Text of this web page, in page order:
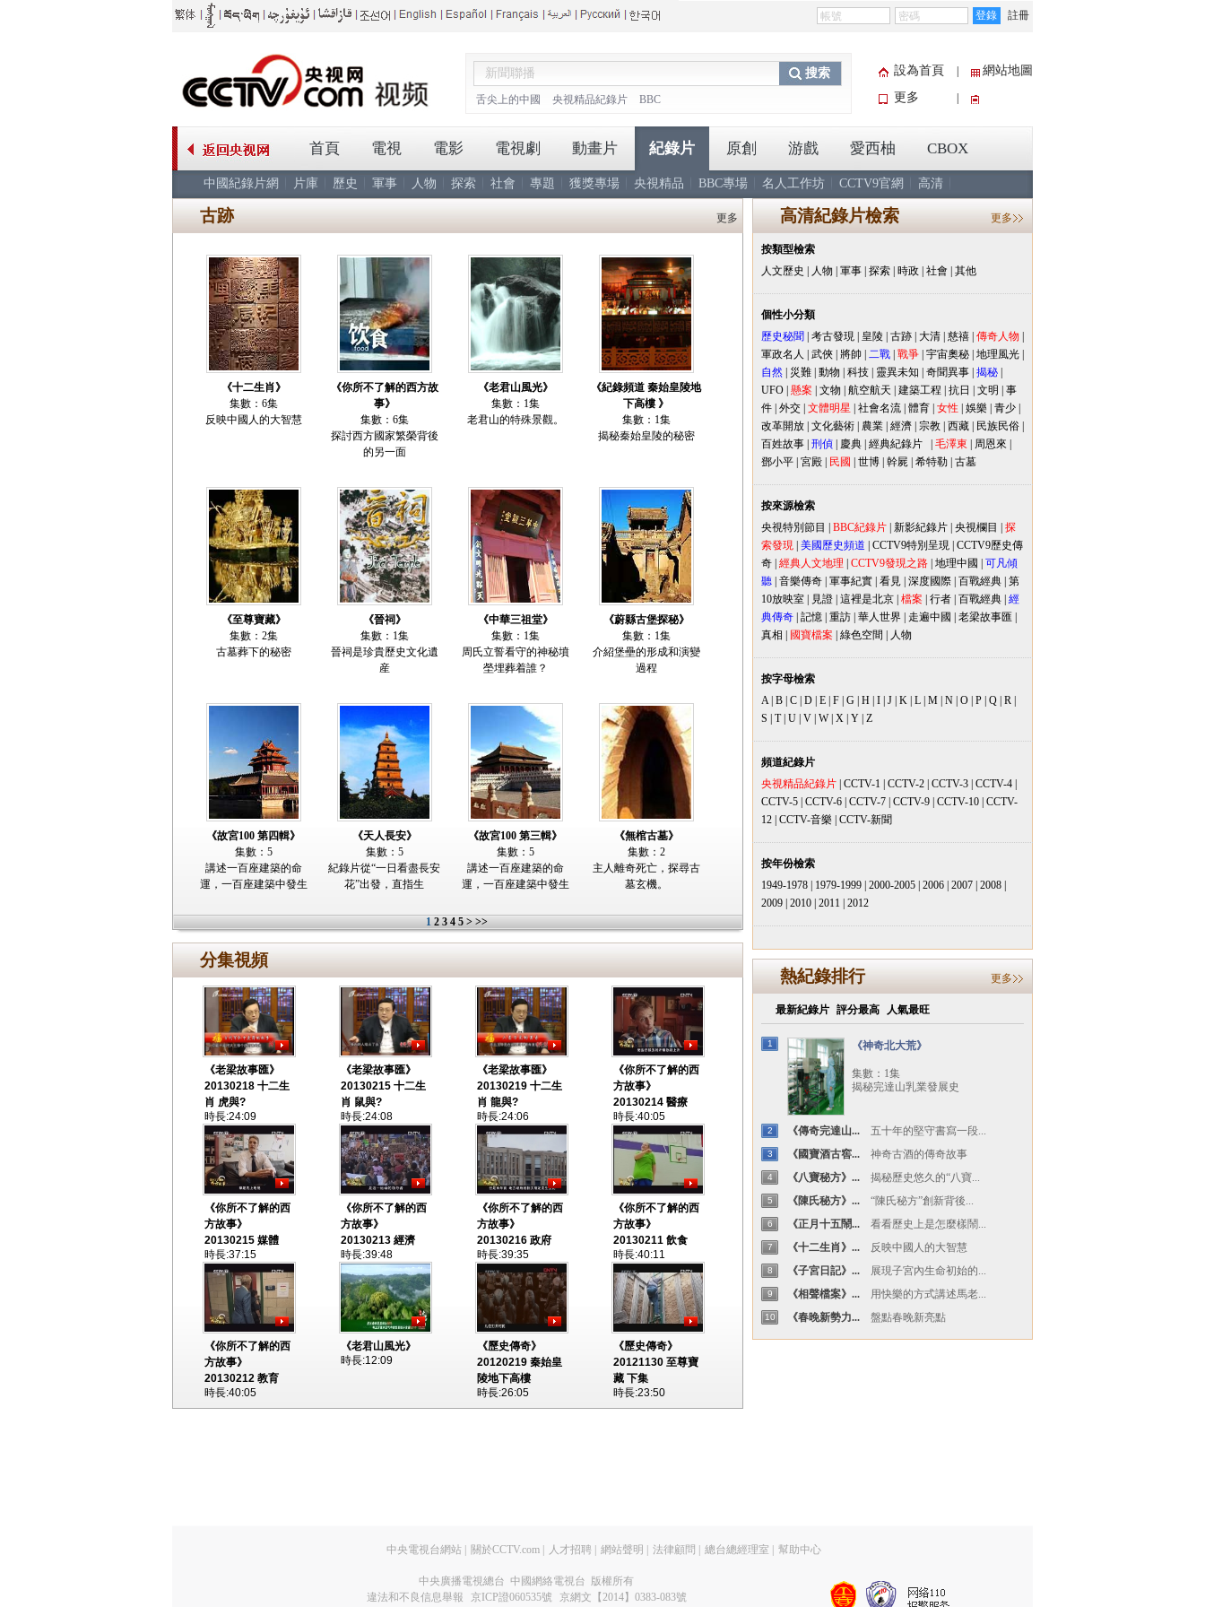
登錄 註冊
搜索
舌尖上的中國 央視精品紀錄片 BBC
設為首頁
網站地圖
更多
首頁 電視 電影 電視劇 動畫片 紀錄片
中國紀錄片網 片庫 歷史 軍事 人物 探索 社會 專題 獲獎專場 央視精品 BBC專場 名人工作坊 CCTV9官網 高清
原創 游戲 愛西柚 CBOX
古跡 更多
《十二生肖》
集數：6集
反映中國人的大智慧
《你所不了解的西方故
事》
集數：6集
探討西方國家繁榮背後
的另一面
《老君山風光》
集數：1集
老君山的特殊景觀。
《紀錄頻道 秦始皇陵地
下高樓 》
集數：1集
揭秘秦始皇陵的秘密
《至尊寶藏》
集數：2集
古墓葬下的秘密
《晉祠》
集數：1集
晉祠是珍貴歷史文化遺
産
《中華三祖堂》
集數：1集
周氏立誓看守的神秘墳
塋埋葬着誰？
《蔚縣古堡探秘》
集數：1集
介紹堡壘的形成和演變
過程
《故宮100 第四輯》
集數：5
講述一百座建築的命
運，一百座建築中發生
《天人長安》
集數：5
紀錄片從“一日看盡長安
花”出發，直指生
《故宮100 第三輯》
集數：5
講述一百座建築的命
運，一百座建築中發生
《無棺古墓》
集數：2
主人離奇死亡，探尋古
墓玄機。
1 2 3 4 5 > >>
分集視頻
《老梁故事匯》
20130218 十二生
肖 虎與?
時長:24:09
《老梁故事匯》
20130215 十二生
肖 鼠與?
時長:24:08
《老梁故事匯》
20130219 十二生
肖 龍與?
時長:24:06
《你所不了解的西
方故事》
20130214 醫療
時長:40:05
《你所不了解的西
方故事》
20130215 媒體
時長:37:15
《你所不了解的西
方故事》
20130213 經濟
時長:39:48
《你所不了解的西
方故事》
20130216 政府
時長:39:35
《你所不了解的西
方故事》
20130211 飲食
時長:40:11
《你所不了解的西
方故事》
20130212 教育
時長:40:05
《老君山風光》
時長:12:09
《歷史傳奇》
20120219 秦始皇
陵地下高樓
時長:26:05
《歷史傳奇》
20121130 至尊寶
藏 下集
時長:23:50
高清紀錄片檢索 更多
按類型檢索
人文歷史
人物 軍事 探索 時政 社會 其他
個性小分類
歷史秘聞
考古發現 皇陵 古跡 大清 慈禧 傳奇人物
軍政名人
武俠 將帥 二戰 戰爭 宇宙奧秘 地理風光
自然
災難 動物 科技 靈異未知 奇聞異事 揭秘
UFO 懸案 文物 航空航天 建築工程 抗日 文明
事
件 外交 文體明星 社會名流 體育 女性 娛樂 青少
改革開放 文化藝術 農業 經濟 宗教 西藏 民族民俗
百姓故事 刑偵 慶典 經典紀錄片 毛澤東 周恩來
鄧小平 宮殿 民國 世博 幹屍 希特勒 古墓
按來源檢索
央視特別節目
BBC紀錄片 新影紀錄片 央視欄目
探
索發現 美國歷史頻道 CCTV9特別呈現 CCTV9歷史傳
奇 經典人文地理 CCTV9發現之路 地理中國
可凡傾
聽 音樂傳奇 軍事紀實 看見 深度國際 百戰經典 第
10放映室
見證 這裡是北京 檔案 行者 百戰經典 經
典傳奇 記憶 重訪 華人世界 走遍中國 老梁故事匯
真相
國寶檔案 綠色空間 人物
按字母檢索
A| B C D E F G H I J K L M N O P Q R
S
T| U V W| X Y Z
頻道紀錄片
央視精品紀錄片 CCTV-1 CCTV-2 CCTV-3 CCTV-4
CCTV-5 CCTV-6 CCTV-7 CCTV-9 CCTV-10 CCTV-
12 CCTV-音樂 CCTV-新聞
按年份檢索
1949-1978
1979-1999 2000-2005 2006 2007 2008
2009 2010 2011 2012
熱紀錄排行 更多
最新紀錄片 評分最高 人氣最旺
1 《神奇北大荒》
集數：1集
揭秘完達山乳業發展史
2 《傳奇完達山... 五十年的堅守書寫一段...
3 《國寶酒古窖... 神奇古酒的傳奇故事
4 《八寶秘方》... 揭秘歷史悠久的“八寶...
5 《陳氏秘方》... “陳氏秘方”創新背後...
6 《正月十五鬧... 看看歷史上是怎麼樣鬧...
7 《十二生肖》... 反映中國人的大智慧
8 《子宮日記》... 展現子宮內生命初始的...
9 《相聲檔案》... 用快樂的方式講述馬老...
10 《春晚新勢力... 盤點春晚新亮點
中央電視台網站 關於CCTV.com 人才招聘 網站聲明 法律顧問 總台總經理室 幫助中心
中央廣播電視總台 中國網絡電視台 版權所有
違法和不良信息舉報
京ICP證060535號 京網文【2014】0383-083號